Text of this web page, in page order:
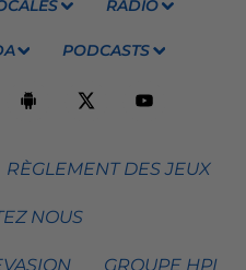
RADIO
PODCASTS
RÈGLEMENT DES JEUX
NOUS
GROUPE HPI